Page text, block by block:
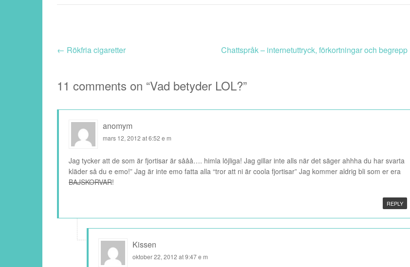
← Rökfria cigaretter Chattspråk – internetuttryck, förkortningar och begrepp
11 comments on “Vad betyder LOL?”
anomym
mars 12, 2012 at 6:52 e m
Jag tycker att de som är fjortisar är sååå…. himla löjliga! Jag gillar inte alls när det säger ahhha du har svarta
kläder så du e emo!” Jag är inte emo fatta alla “tror att ni är coola fjortisar” Jag kommer aldrig bli som er era
BAJSKORVAR!
REPLY
Kissen
oktober 22, 2012 at 9:47 e m